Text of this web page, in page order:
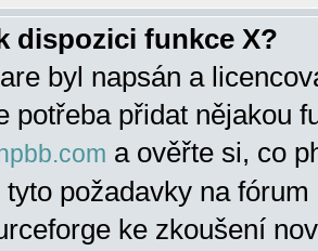
dispozici funkce X?
byl napsán a
potřeba přidat nějakou
a ověřte si, co
požadavky na
ke zkoušení